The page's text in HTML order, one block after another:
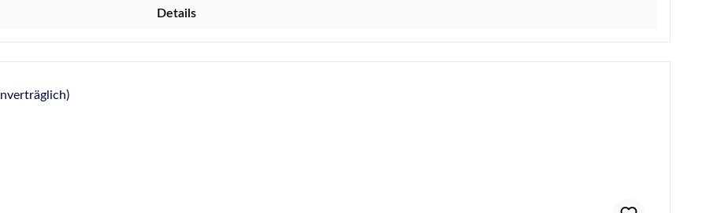
Französische VOC-Emissionsklasse A+ Deklaration in Baubook Österreich (1) Gilt nur für die matten
PW INT 12,5 E EMICODE® EC 1 Plus - sehr emissionsarm Konformität von DGNB und LEED® siehe
Details